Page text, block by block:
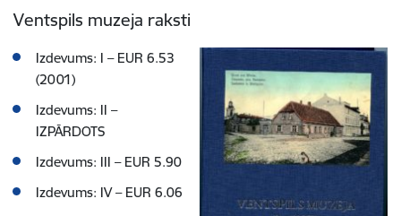
Ventspils muzeja raksti
Izdevums: I – EUR 6.53
(2001)
Izdevums: II –
IZPĀRDOTS
Izdevums: III – EUR 5.90
Izdevums: IV – EUR 6.06